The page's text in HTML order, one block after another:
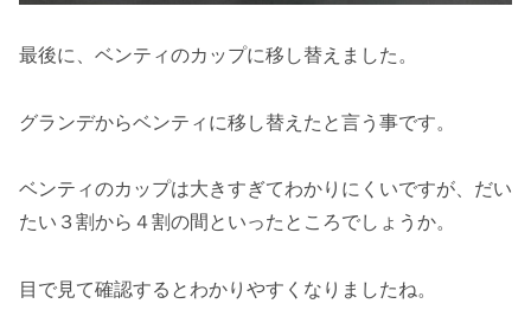
最後に、ベンティのカップに移し替えました。
グランデからベンティに移し替えたと言う事です。
ベンティのカップは大きすぎてわかりにくいですが、だい
たい３割から４割の間といったところでしょうか。
目で見て確認するとわかりやすくなりましたね。